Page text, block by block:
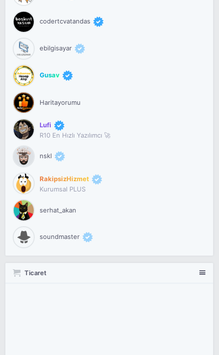
codertcvatandas
ebilgisayar
Gusav
Haritayorumu
Lufi
R10 En Hızlı Yazılımcı 🚀
nskl
RakipsizHizmet
Kurumsal PLUS
serhat_akan
soundmaster
Ticaret